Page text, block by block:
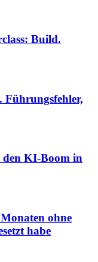
Build.
den KI-Boom in
ohne
habe